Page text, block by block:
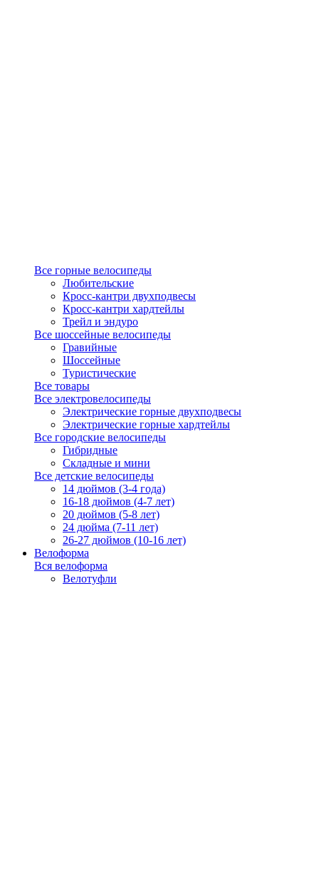
Все горные велосипеды
Любительские
Кросс-кантри двухподвесы
Кросс-кантри хардтейлы
Трейл и эндуро
Все шоссейные велосипеды
Гравийные
Шоссейные
Туристические
Все товары
Все электровелосипеды
Электрические горные двухподвесы
Электрические горные хардтейлы
Все городские велосипеды
Гибридные
Складные и мини
Все детские велосипеды
14 дюймов (3-4 года)
16-18 дюймов (4-7 лет)
20 дюймов (5-8 лет)
24 дюйма (7-11 лет)
26-27 дюймов (10-16 лет)
Велоформа
Вся велоформа
Велотуфли